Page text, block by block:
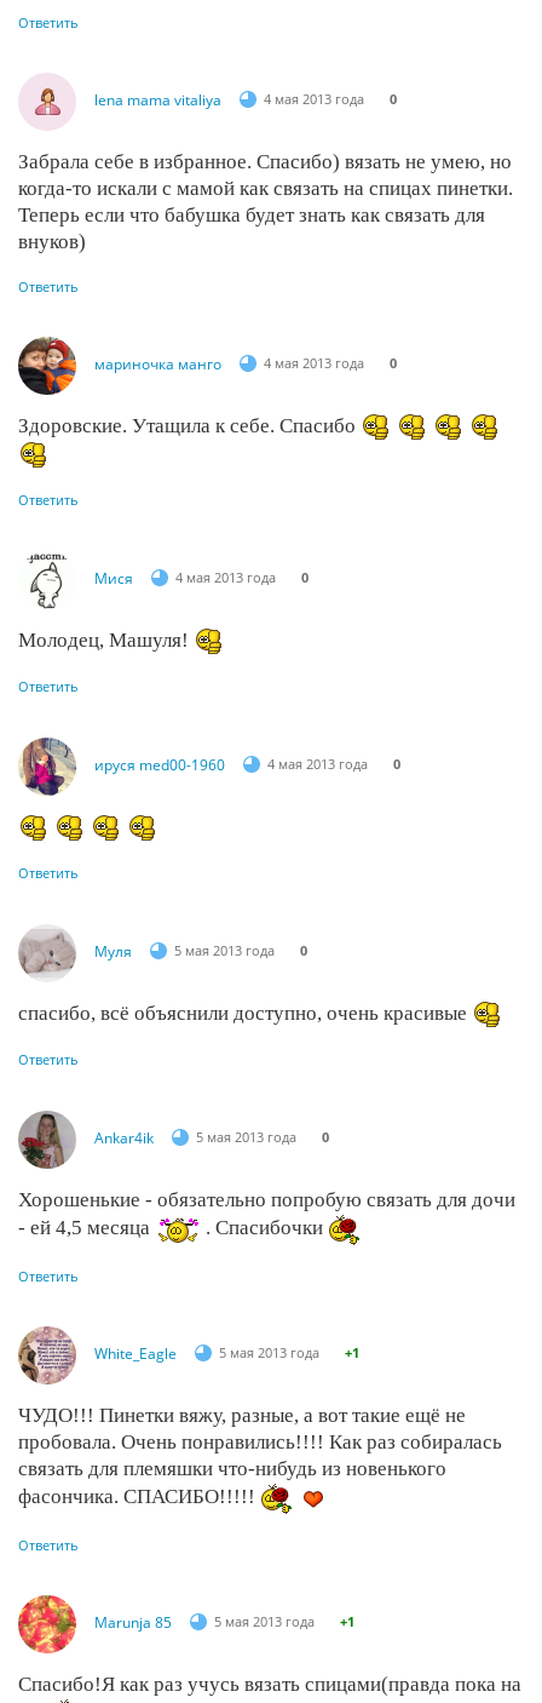
Ответить
lena mama vitaliya 4 мая 2013 года 0
Забрала себе в избранное. Спасибо) вязать не умею, но
когда-то искали с мамой как связать на спицах пинетки.
Теперь если что бабушка будет знать как связать для
внуков)
Ответить
мариночка манго 4 мая 2013 года 0
Здоровские. Утащила к себе. Спасибо
Ответить
Мися 4 мая 2013 года 0
Молодец, Машуля!
Ответить
ируся med00-1960 4 мая 2013 года 0
Ответить
Муля 5 мая 2013 года 0
спасибо, всё объяснили доступно, очень красивые
Ответить
Ankar4ik 5 мая 2013 года 0
Хорошенькие - обязательно попробую связать для дочи
- ей 4,5 месяца
. Спасибочки
Ответить
White_Eagle 5 мая 2013 года +1
ЧУДО!!! Пинетки вяжу, разные, а вот такие ещё не
пробовала. Очень понравились!!!! Как раз собиралась
связать для племяшки что-нибудь из новенького
фасончика. СПАСИБО!!!!!
Ответить
Marunja 85 5 мая 2013 года +1
Спасибо!Я как раз учусь вязать спицами(правда пока на